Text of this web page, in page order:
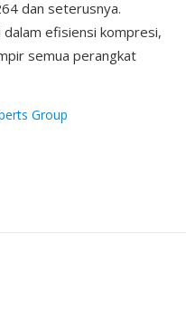
dan seterusnya.
efisiensi kompresi,
semua perangkat
Group